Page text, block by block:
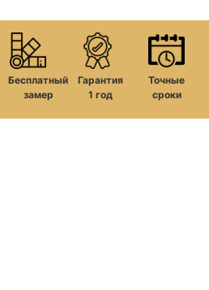
Бесплатный
замер
Гарантия
1 год
Точные
сроки